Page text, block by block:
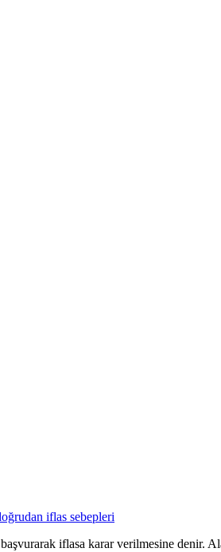
iflas sebepleri
iflasa karar verilmesine denir.